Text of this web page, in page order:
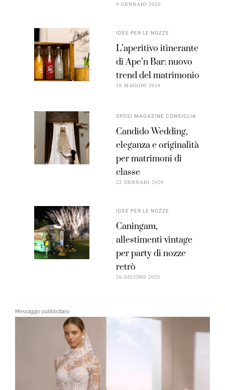
9 GENNAIO 2020
IDEE PER LE NOZZE
L’aperitivo itinerante
di Ape’n Bar: nuovo
trend del matrimonio
16 MAGGIO 2018
SPOSI MAGAZINE CONSIGLIA
Candido Wedding,
eleganza e originalità
per matrimoni di
classe
22 GENNAIO 2020
IDEE PER LE NOZZE
Caningam,
allestimenti vintage
per party di nozze
retrò
26 GIUGNO 2020
Messaggio pubblicitario